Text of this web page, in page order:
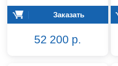
Заказать
52 200 р.